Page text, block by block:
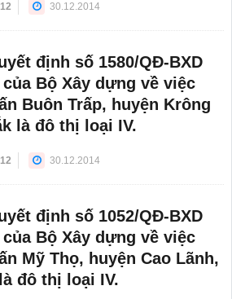
12 30.12.2014
định số 1580/QĐ-BXD
của Bộ Xây dựng về việc
Buôn Trấp, huyện Krông
là đô thị loại IV.
12 30.12.2014
định số 1052/QĐ-BXD
của Bộ Xây dựng về việc
Mỹ Thọ, huyện Cao Lãnh,
đô thị loại IV.